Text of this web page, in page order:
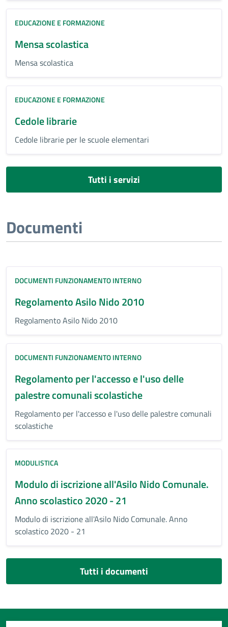
EDUCAZIONE E FORMAZIONE
Mensa scolastica
Mensa scolastica
EDUCAZIONE E FORMAZIONE
Cedole librarie
Cedole librarie per le scuole elementari
Tutti i servizi
Documenti
DOCUMENTI FUNZIONAMENTO INTERNO
Regolamento Asilo Nido 2010
Regolamento Asilo Nido 2010
DOCUMENTI FUNZIONAMENTO INTERNO
Regolamento per l'accesso e l'uso delle
palestre comunali scolastiche
Regolamento per l'accesso e l'uso delle palestre comunali
scolastiche
MODULISTICA
Modulo di iscrizione all'Asilo Nido Comunale.
Anno scolastico 2020 - 21
Modulo di iscrizione all'Asilo Nido Comunale. Anno
scolastico 2020 - 21
Tutti i documenti